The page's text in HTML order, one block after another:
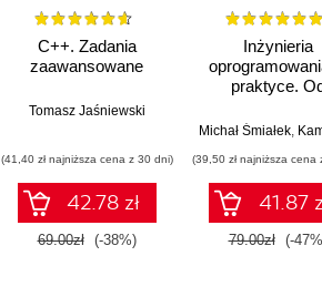
C++. Zadania
zaawansowane
Tomasz Jaśniewski
(41,40 zł najniższa cena z 30 dni)
42.78 zł
69.00zł (-38%)
Inżynieria
praktyce.
językiem
Michał Śmiałek, Kamil
(39,50 zł najniższa cena
41.87
79.00zł (-